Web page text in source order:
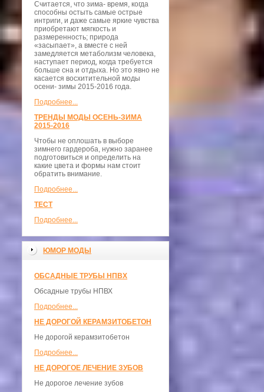
Считается, что зима- время, когда
способны остыть самые острые
интриги, и даже самые яркие чувства
приобретают мягкость и
размеренность; природа
«засыпает», а вместе с ней
замедляется метаболизм человека,
наступает период, когда требуется
больше сна и отдыха. Но это явно не
касается восхитительной моды
осени- зимы 2015-2016 года.
Подробнее...
ТРЕНДЫ МОДЫ ОСЕНЬ-ЗИМА
2015-2016
Чтобы не оплошать в выборе
зимнего гардероба, нужно заранее
подготовиться и определить на
какие цвета и формы нам стоит
обратить внимание.
Подробнее...
ТЕСТ
Подробнее...
ЮМОР МОДЫ
ОБСАДНЫЕ ТРУБЫ НПВХ
Обсадные трубы НПВХ
Подробнее...
НЕ ДОРОГОЙ КЕРАМЗИТОБЕТОН
Не дорогой керамзитобетон
Подробнее...
НЕ ДОРОГОЕ ЛЕЧЕНИЕ ЗУБОВ
Не дорогое лечение зубов